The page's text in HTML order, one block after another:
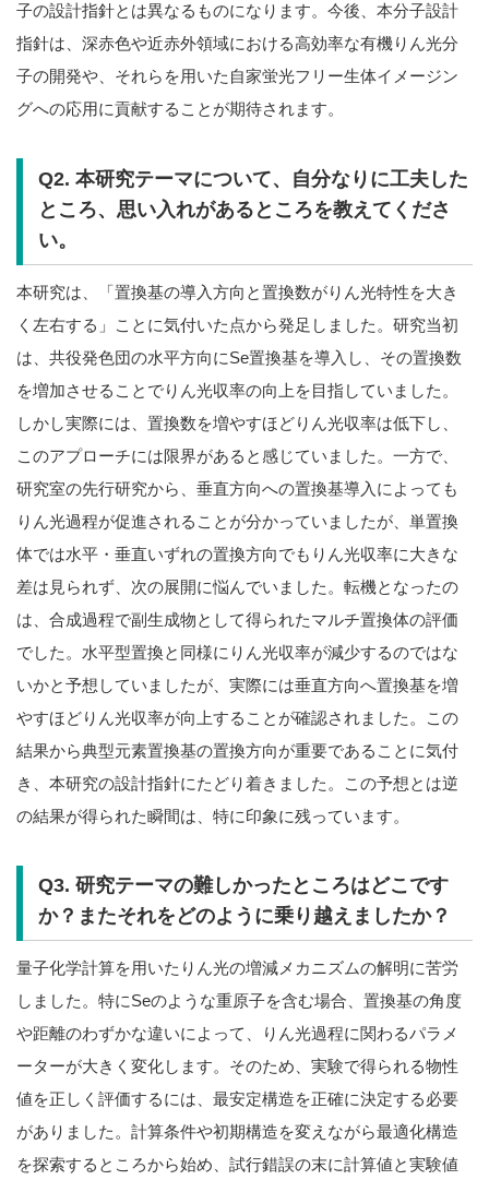
子の設計指針とは異なるものになります。今後、本分子設計
指針は、深赤色や近赤外領域における高効率な有機りん光分
子の開発や、それらを用いた自家蛍光フリー生体イメージン
グへの応用に貢献することが期待されます。
Q2. 本研究テーマについて、自分なりに工夫した
ところ、思い入れがあるところを教えてくださ
い。
本研究は、「置換基の導入方向と置換数がりん光特性を大き
く左右する」ことに気付いた点から発足しました。研究当初
は、共役発色団の水平方向にSe置換基を導入し、その置換数
を増加させることでりん光収率の向上を目指していました。
しかし実際には、置換数を増やすほどりん光収率は低下し、
このアプローチには限界があると感じていました。一方で、
研究室の先行研究から、垂直方向への置換基導入によっても
りん光過程が促進されることが分かっていましたが、単置換
体では水平・垂直いずれの置換方向でもりん光収率に大きな
差は見られず、次の展開に悩んでいました。転機となったの
は、合成過程で副生成物として得られたマルチ置換体の評価
でした。水平型置換と同様にりん光収率が減少するのではな
いかと予想していましたが、実際には垂直方向へ置換基を増
やすほどりん光収率が向上することが確認されました。この
結果から典型元素置換基の置換方向が重要であることに気付
き、本研究の設計指針にたどり着きました。この予想とは逆
の結果が得られた瞬間は、特に印象に残っています。
Q3. 研究テーマの難しかったところはどこです
か？またそれをどのように乗り越えましたか？
量子化学計算を用いたりん光の増減メカニズムの解明に苦労
しました。特にSeのような重原子を含む場合、置換基の角度
や距離のわずかな違いによって、りん光過程に関わるパラメ
ーターが大きく変化します。そのため、実験で得られる物性
値を正しく評価するには、最安定構造を正確に決定する必要
がありました。計算条件や初期構造を変えながら最適化構造
を探索するところから始め、試行錯誤の末に計算値と実験値